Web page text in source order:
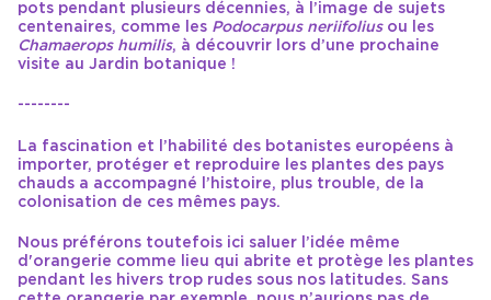
pots pendant plusieurs décennies, à l’image de sujets
centenaires, comme les Podocarpus neriifoliusou les
Chamaerops humilis, à découvrir lors d’une prochaine
visite au Jardin botanique !
--------
La fascination et l’habilité des botanistes européens à
importer, protéger et reproduire les plantes des pays
chauds a accompagné l’histoire, plus trouble, de la
colonisation de ces mêmes pays.
Nous préférons toutefois ici saluer l’idée même
d'orangerie comme lieu qui abrite et protège les plantes
pendant les hivers trop rudes sous nos latitudes. Sans